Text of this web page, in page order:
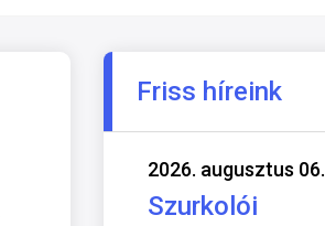
Friss híreink
2026. augusztus 06.
Szurkolói